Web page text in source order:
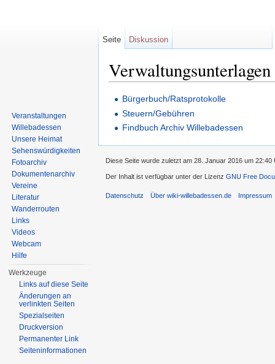
Verwaltungsunterlagen
Bürgerbuch/Ratsprotokolle
Steuern/Gebühren
Findbuch Archiv Willebadessen
Seite Diskussion
Veranstaltungen
Willebadessen
Unsere Heimat
Sehenswürdigkeiten
Fotoarchiv
Dokumentenarchiv
Vereine
Literatur
Wanderrouten
Links
Videos
Webcam
Hilfe
Werkzeuge
Links auf diese Seite
Änderungen an
verlinkten Seiten
Spezialseiten
Druckversion
Permanenter Link
Seiten­informationen
Diese Seite wurde zuletzt am 28. Januar 2016 um 22:40
Der Inhalt ist verfügbar unter der Lizenz GNU Free
Datenschutz Über wiki-willebadessen.de Impressum